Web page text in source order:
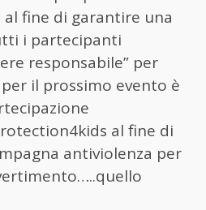
fine di garantire una
i partecipanti
responsabile” per
il prossimo evento è
al fine di
antiviolenza per